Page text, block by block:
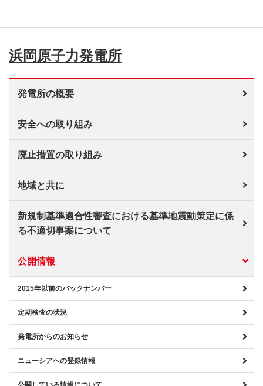
浜岡原子力発電所
発電所の概要
安全への取り組み
廃止措置の取り組み
地域と共に
新規制基準適合性審査における基準地震動策定に係
る不適切事案について
公開情報
2015年以前のバックナンバー
定期検査の状況
発電所からのお知らせ
ニューシアへの登録情報